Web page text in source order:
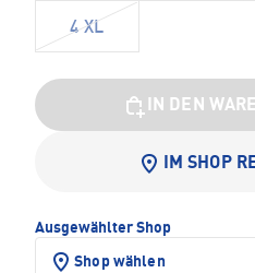
4 XL
IN DEN
IM SHOP
Ausgewählter Shop
Shop wählen